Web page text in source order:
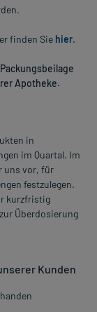
finden Sie hier.
Apotheke.
in
im Quartal. Im
uns vor, für
festzulegen.
kurzfristig
Überdosierung
Kunden